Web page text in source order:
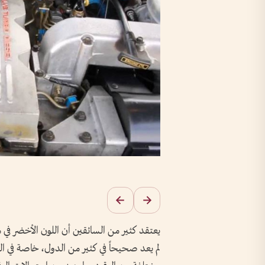
يعتقد كثير من السائقين أن اللون الأخضر في
لم يعد صحيحاً في كثير من الدول، خاصة في